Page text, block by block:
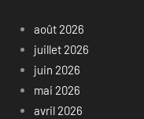
août 2026
juillet 2026
juin 2026
mai 2026
avril 2026